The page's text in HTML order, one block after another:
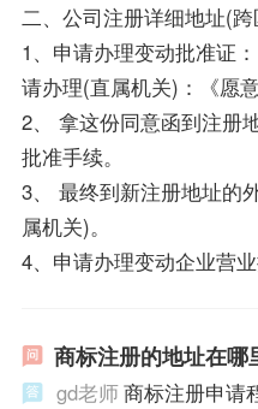
二、公司注册详细地址(跨
1、申请办理变动批准证
请办理(直属机关)：《愿
2、 拿这份同意函到注册
批准手续。
3、 最终到新注册地址的
属机关)。
4、申请办理变动企业营
商标注册的地址在哪
gd老师商标注册申请